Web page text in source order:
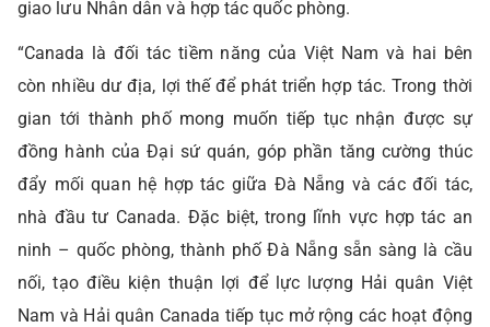
giao lưu Nhân dân và hợp tác quốc phòng.
“Canada là đối tác tiềm năng của Việt Nam và hai bên
còn nhiều dư địa, lợi thế để phát triển hợp tác. Trong thời
gian tới thành phố mong muốn tiếp tục nhận được sự
đồng hành của Đại sứ quán, góp phần tăng cường thúc
đẩy mối quan hệ hợp tác giữa Đà Nẵng và các đối tác,
nhà đầu tư Canada. Đặc biệt, trong lĩnh vực hợp tác an
ninh – quốc phòng, thành phố Đà Nẵng sẵn sàng là cầu
nối, tạo điều kiện thuận lợi để lực lượng Hải quân Việt
Nam và Hải quân Canada tiếp tục mở rộng các hoạt động